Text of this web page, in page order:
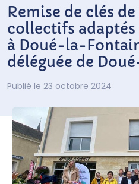
Remise de clés
collectifs adaptés
à Doué-la-
déléguée de
Publié le 23 octobre 2024